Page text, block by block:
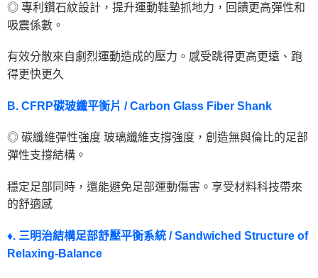
◎ 專利鑽石紋設計，提升運動鞋墊抓地力，回饋更高彈性和
吸震係數。
有效分散來自劇烈運動造成的壓力。感受跳得更高更遠、跑
得更快更久
B. CFRP碳玻纖平衡片 / Carbon Glass Fiber Shank
◎ 碳纖維彈性強度 玻璃纖維支撐強度，創造無與倫比的足部
彈性支撐結構。
穩定足部同時，還能避免足部運動傷害。享受材料科技帶來
的舒適感
♦. 三明治結構足部舒壓平衡系統 / Sandwiched Structure of
Relaxing-Balance